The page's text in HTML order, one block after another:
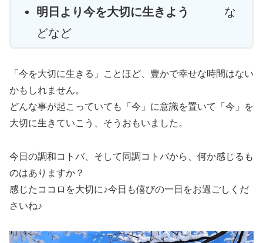
明日より今を大切に生きよう
な
どなど
「今を大切に生きる」ことほど、豊かで幸せな時間はない
かもしれません。
どんな事が起こっていても「今」に意識を置いて「今」を
大切に生きていこう、そうおもいました。
今日の調和コトバ、そして同調コトバから、何か感じるも
のはありますか？
感じたココロを大切に♪今日も僖びの一日をお過ごしくだ
さいね♪